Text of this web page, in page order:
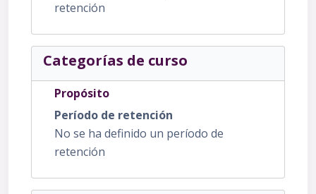
retención
Categorías de curso
Propósito
Período de retención
No se ha definido un período de
retención